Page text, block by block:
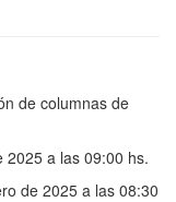
de columnas de
2025 a las 09:00 hs.
de 2025 a las 08:30